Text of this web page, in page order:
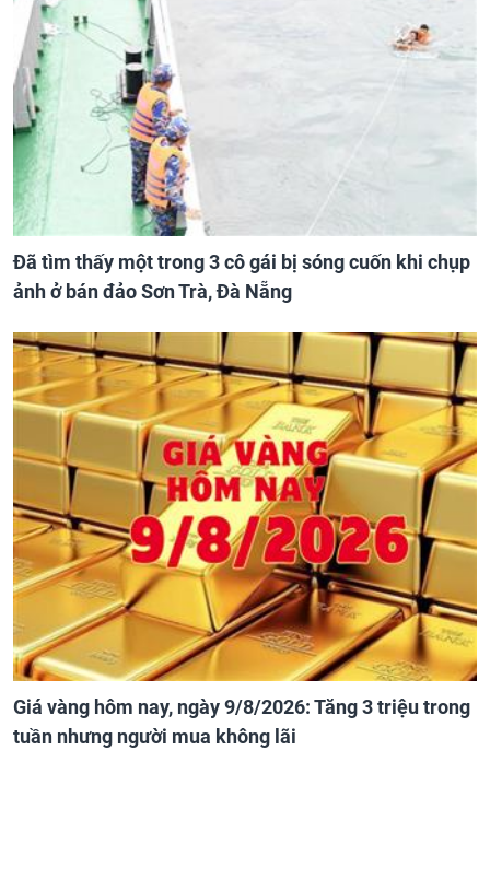
Đã tìm thấy một trong 3 cô gái bị sóng cuốn khi chụp
ảnh ở bán đảo Sơn Trà, Đà Nẵng
Giá vàng hôm nay, ngày 9/8/2026: Tăng 3 triệu trong
tuần nhưng người mua không lãi